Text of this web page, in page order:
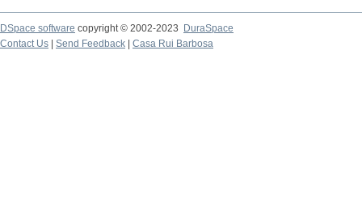
DSpace software copyright © 2002-2023
DuraSpace
Contact Us
Send Feedback Casa Rui Barbosa